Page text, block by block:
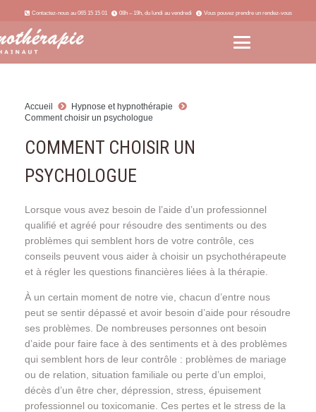
Contactez-nous au 065 15 15 01 08h – 19h, du lundi au vendredi Vous pouvez prendre un rendez-vous
Accueil
Hypnose et hypnothérapie
Comment choisir un psychologue
COMMENT CHOISIR UN
PSYCHOLOGUE
Lorsque vous avez besoin de l’aide d’un professionnel
qualifié et agréé pour résoudre des sentiments ou des
problèmes qui semblent hors de votre contrôle, ces
conseils peuvent vous aider à choisir un psychothérapeute
et à régler les questions financières liées à la thérapie.
À un certain moment de notre vie, chacun d’entre nous
peut se sentir dépassé et avoir besoin d’aide pour résoudre
ses problèmes. De nombreuses personnes ont besoin
d’aide pour faire face à des sentiments et à des problèmes
qui semblent hors de leur contrôle : problèmes de mariage
ou de relation, situation familiale ou perte d’un emploi,
décès d’un être cher, dépression, stress, épuisement
professionnel ou toxicomanie. Ces pertes et le stress de la